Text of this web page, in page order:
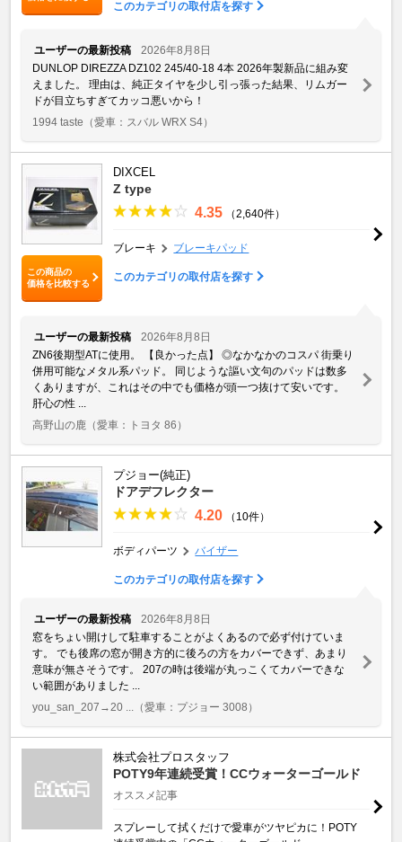
このカテゴリの取付店を探す
ユーザーの最新投稿
2026年8月8日
DUNLOP DIREZZA DZ102 245/40-18 4本 2026年製新品に組み変
えました。 理由は、純正タイヤを少し引っ張った結果、リムガー
ドが目立ちすぎてカッコ悪いから！
1994 taste （愛車：スバル WRX S4）
この商品の
価格を比較する
DIXCEL
Z type
4.35 （2,640件）
ブレーキ ブレーキパッド
このカテゴリの取付店を探す
ユーザーの最新投稿
2026年8月8日
ZN6後期型ATに使用。 【良かった点】 ◎なかなかのコスパ 街乗り
併用可能なメタル系パッド。 同じような謳い文句のパッドは数多
くありますが、これはその中でも価格が頭一つ抜けて安いです。
肝心の性 ...
高野山の鹿 （愛車：トヨタ 86）
プジョー(純正)
ドアデフレクター
4.20 （10件）
ボディパーツ バイザー
このカテゴリの取付店を探す
ユーザーの最新投稿
2026年8月8日
窓をちょい開けして駐車することがよくあるので必ず付けていま
す。 でも後席の窓が開き方的に後ろの方をカバーできず、あまり
意味が無さそうです。 207の時は後端が丸っこくてカバーできな
い範囲がありました ...
you_san_207→20 ...
（愛車：プジョー 3008）
株式会社プロスタッフ
POTY9年連続受賞！CCウォーターゴールド
オススメ記事
スプレーして拭くだけで愛車がツヤピカに！POTY